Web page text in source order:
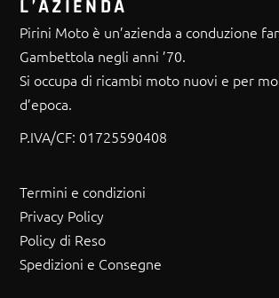
L’AZIENDA
Pirini Moto è un’azienda a conduzione
Gambettola negli anni ’70.
Si occupa di ricambi moto nuovi e per
d’epoca.
P.IVA/CF: 01725590408
Termini e condizioni
Privacy Policy
Policy di Reso
Spedizioni e Consegne